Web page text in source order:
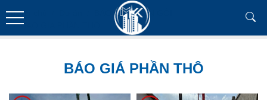
Trang chủ
BÁO GIÁ TRỌN GÓI
BÁO GIÁ PHẦN THÔ
BÁO GIÁ PHẦN THÔ